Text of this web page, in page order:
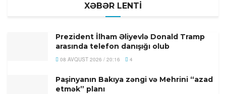
XƏBƏR LENTİ
Prezident İlham Əliyevlə Donald Tramp
arasında telefon danışığı olub
08 AVQUST 2026 / 20:16 4
Paşinyanın Bakıya zəngi və Mehrini “azad
etmək” planı